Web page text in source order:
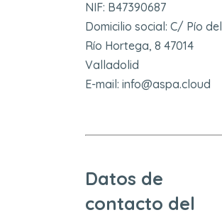
NIF: B47390687
Domicilio social: C/ Pío del
Río Hortega, 8 47014
Valladolid
E-mail: info@aspa.cloud
Datos de
contacto del